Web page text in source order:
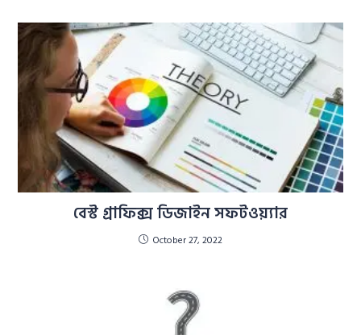
বেস্ট গ্রাফিক্স ডিজাইন সফটওয়্যার
October 27, 2022